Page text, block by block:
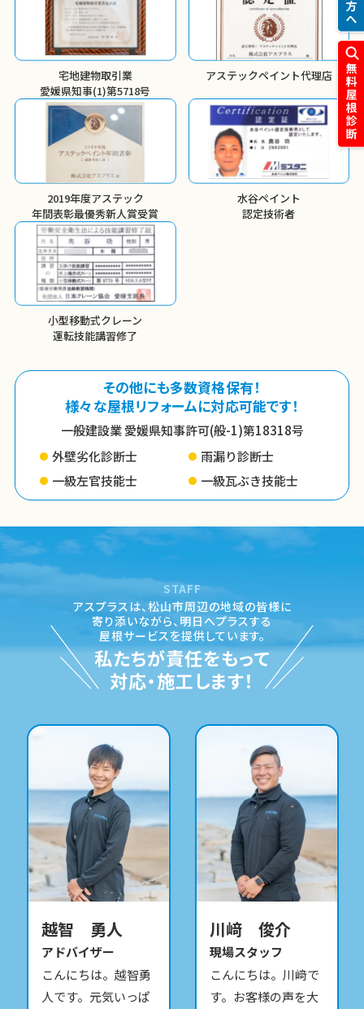
宅地建物取引業
愛媛県知事(1)第5718号
アステックペイント代理店
2019年度アステック
年間表彰最優秀新人賞受賞
水谷ペイント
認定技術者
小型移動式クレーン
運転技能講習修了
その他にも多数資格保有！
様々な屋根リフォームに対応可能です！
一般建設業 愛媛県知事許可(般-1)第18318号
外壁劣化診断士
雨漏り診断士
一級左官技能士
一級瓦ぶき技能士
STAFF
アスプラスは、松山市周辺の地域の皆様に
寄り添いながら、 明日へプラスする
屋根サービスを提供しています。
私たちが責任をもって
対応・施工します！
越智 勇人
アドバイザー
こんにちは。越智勇
人です。元気いっぱ
川﨑 俊介
現場スタッフ
こんにちは。川﨑で
す。お客様の声を大